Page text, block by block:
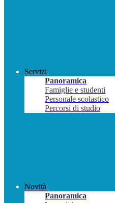
Servizi
Panoramica
Famiglie e studenti
Personale scolastico
Percorsi di studio
Novità
Panoramica